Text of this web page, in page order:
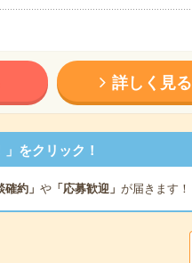
詳しく見る
をクリック！
確約」 や「応募歓迎」 が届きます！